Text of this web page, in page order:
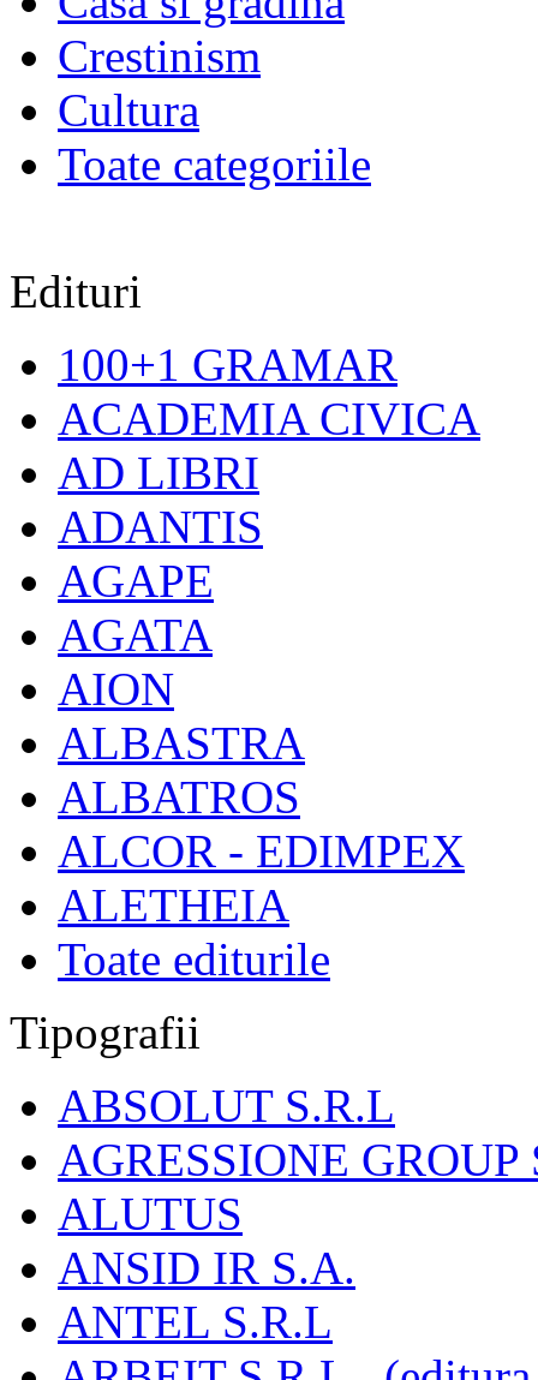
Crestinism
Cultura
Toate categoriile
Edituri
100+1 GRAMAR
ACADEMIA CIVICA
AD LIBRI
ADANTIS
AGAPE
AGATA
AION
ALBASTRA
ALBATROS
ALCOR - EDIMPEX
ALETHEIA
Toate editurile
Tipografii
ABSOLUT S.R.L
AGRESSIONE GROUP
ALUTUS
ANSID IR S.A.
ANTEL S.R.L